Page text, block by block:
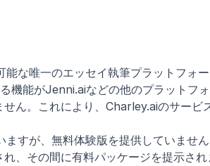
な唯一のエッセイ執筆プラットフォ
機能がJenni.aiなどの他のプラットフ
ん。これにより、Charley.aiのサービ
すが、無料体験版を提供していません
、その間に有料パッケージを提示され